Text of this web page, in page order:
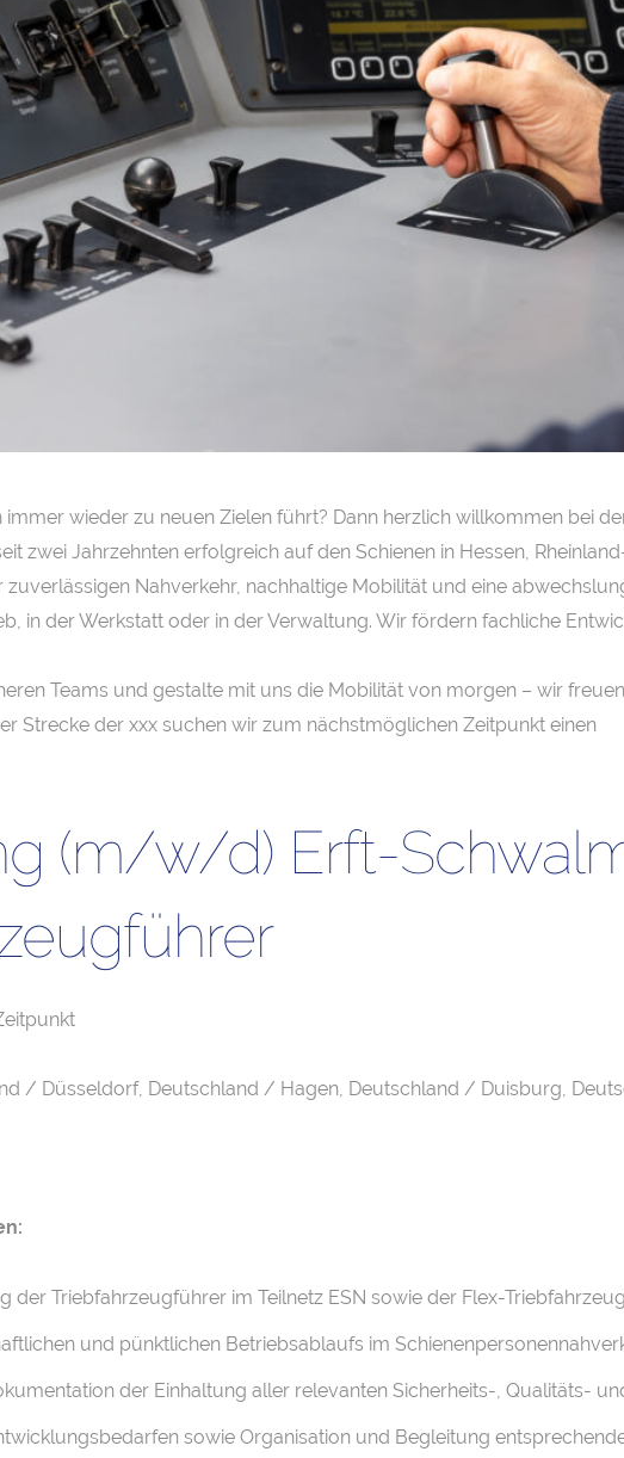
wieder zu neuen Zielen führt? Dann herzlich willkommen bei
zwei Jahrzehnten erfolgreich auf den Schienen in Hessen,
Nahverkehr, nachhaltige Mobilität und eine
in der Werkstatt oder in der Verwaltung. Wir fördern fachliche
Teams und gestalte mit uns die Mobilität von morgen – wir
Strecke der xxx suchen wir zum nächstmöglichen Zeitpunkt einen
(m/w/d) Erft-
/ Düsseldorf, Deutschland / Hagen, Deutschland / Duisburg,
der Triebfahrzeugführer im Teilnetz ESN sowie der Flex-
und pünktlichen Betriebsablaufs im
der Einhaltung aller relevanten Sicherheits-, Qualitäts-
sowie Organisation und Begleitung